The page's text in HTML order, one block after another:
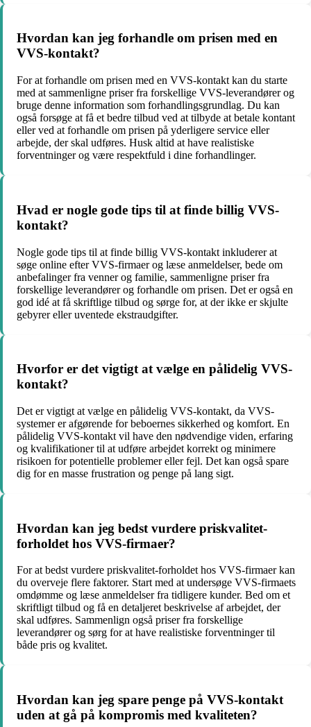
Hvordan kan jeg forhandle om prisen med en
VVS-kontakt?
For at forhandle om prisen med en VVS-kontakt kan du starte
med at sammenligne priser fra forskellige VVS-leverandører og
bruge denne information som forhandlingsgrundlag. Du kan
også forsøge at få et bedre tilbud ved at tilbyde at betale kontant
eller ved at forhandle om prisen på yderligere service eller
arbejde, der skal udføres. Husk altid at have realistiske
forventninger og være respektfuld i dine forhandlinger.
Hvad er nogle gode tips til at finde billig VVS-
kontakt?
Nogle gode tips til at finde billig VVS-kontakt inkluderer at
søge online efter VVS-firmaer og læse anmeldelser, bede om
anbefalinger fra venner og familie, sammenligne priser fra
forskellige leverandører og forhandle om prisen. Det er også en
god idé at få skriftlige tilbud og sørge for, at der ikke er skjulte
gebyrer eller uventede ekstraudgifter.
Hvorfor er det vigtigt at vælge en pålidelig VVS-
kontakt?
Det er vigtigt at vælge en pålidelig VVS-kontakt, da VVS-
systemer er afgørende for beboernes sikkerhed og komfort. En
pålidelig VVS-kontakt vil have den nødvendige viden, erfaring
og kvalifikationer til at udføre arbejdet korrekt og minimere
risikoen for potentielle problemer eller fejl. Det kan også spare
dig for en masse frustration og penge på lang sigt.
Hvordan kan jeg bedst vurdere priskvalitet-
forholdet hos VVS-firmaer?
For at bedst vurdere priskvalitet-forholdet hos VVS-firmaer kan
du overveje flere faktorer. Start med at undersøge VVS-firmaets
omdømme og læse anmeldelser fra tidligere kunder. Bed om et
skriftligt tilbud og få en detaljeret beskrivelse af arbejdet, der
skal udføres. Sammenlign også priser fra forskellige
leverandører og sørg for at have realistiske forventninger til
både pris og kvalitet.
Hvordan kan jeg spare penge på VVS-kontakt
uden at gå på kompromis med kvaliteten?